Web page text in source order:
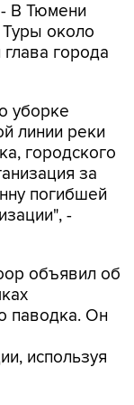
- В Тюмени
около
города
уборке
линии реки
городского
за
погибшей
-
объявил об
паводка. Он
используя